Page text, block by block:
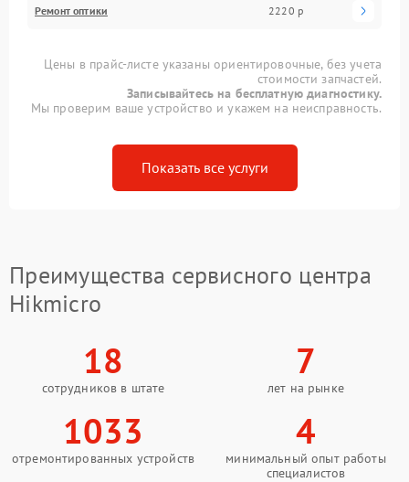
Ремонт оптики 2220 р
Цены в прайс-листе указаны ориентировочные, без учета
стоимости запчастей.
Записывайтесь на бесплатную диагностику.
Мы проверим ваше устройство и укажем на неисправность.
Показать все услуги
Преимущества сервисного центра
Hikmicro
18
сотрудников в штате
7
лет на рынке
1033
отремонтированных устройств
4
минимальный опыт работы
специалистов